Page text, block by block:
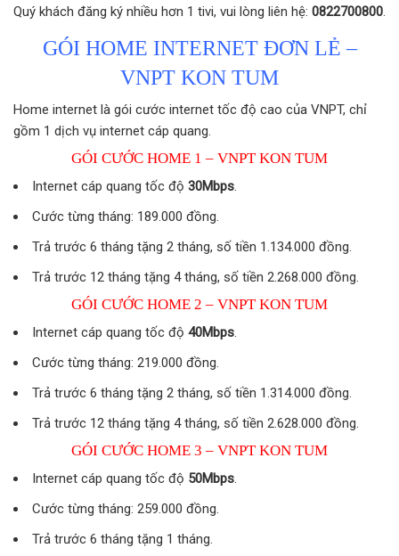
Quý khách đăng ký nhiều hơn 1 tivi, vui lòng liên hệ: 0822700800.
GÓI HOME INTERNET ĐƠN LẺ –
VNPT KON TUM
Home internet là gói cước internet tốc độ cao của VNPT, chỉ
gồm 1 dịch vụ internet cáp quang.
GÓI CƯỚC HOME 1 – VNPT KON TUM
Internet cáp quang tốc độ 30Mbps.
Cước từng tháng: 189.000 đồng.
Trả trước 6 tháng tặng 2 tháng, số tiền 1.134.000 đồng.
Trả trước 12 tháng tặng 4 tháng, số tiền 2.268.000 đồng.
GÓI CƯỚC HOME 2 – VNPT KON TUM
Internet cáp quang tốc độ 40Mbps.
Cước từng tháng: 219.000 đồng.
Trả trước 6 tháng tặng 2 tháng, số tiền 1.314.000 đồng.
Trả trước 12 tháng tặng 4 tháng, số tiền 2.628.000 đồng.
GÓI CƯỚC HOME 3 – VNPT KON TUM
Internet cáp quang tốc độ 50Mbps.
Cước từng tháng: 259.000 đồng.
Trả trước 6 tháng tặng 1 tháng.